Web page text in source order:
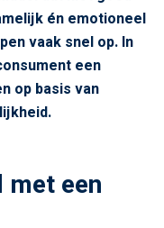
én emotioneel
vaak snel op. In
een
op basis van
een